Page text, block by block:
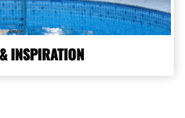
INSPIRATION